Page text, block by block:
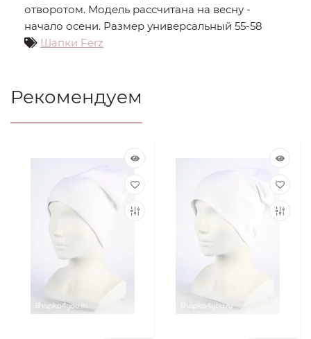
отворотом. Модель рассчитана на весну -
начало осени. Размер универсальный 55-58
Шапки Ferz
Рекомендуем